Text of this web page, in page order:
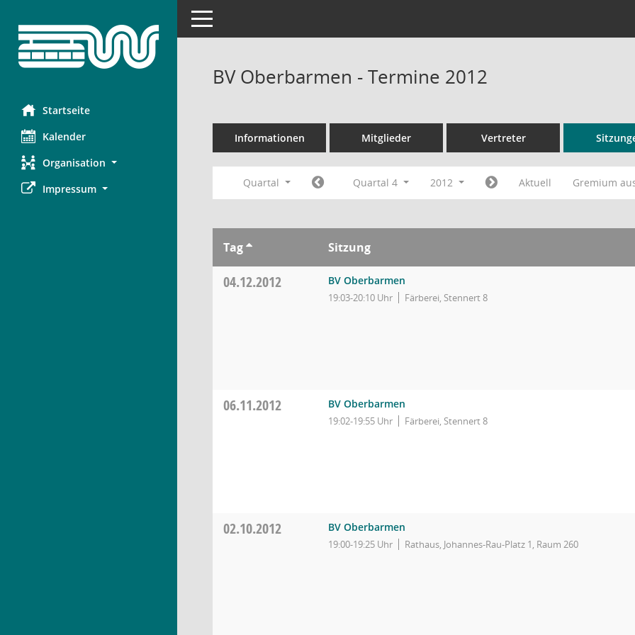
Startseite
Kalender
Organisation
Impressum
Toggle navigation
BV Oberbarmen - Termine 2012
Informationen Mitglieder Vertreter
Quartal Quartal 4 2012 Aktuell Gremium
Tag Sitzung
04.12.2012 BV Oberbarmen
19:03-20:10 Uhr Färberei, Stennert 8
06.11.2012 BV Oberbarmen
19:02-19:55 Uhr Färberei, Stennert 8
02.10.2012 BV Oberbarmen
19:00-19:25 Uhr Rathaus, Johannes-Rau-Platz 1, Raum 260